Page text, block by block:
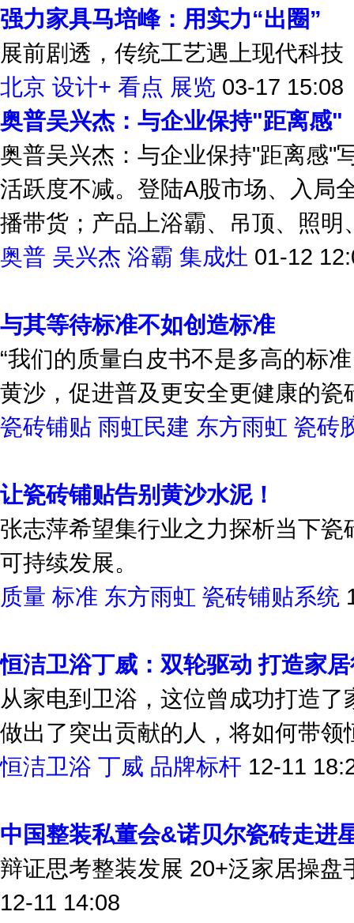
强力家具马培峰：用实力“出圈”
展前剧透，传统工艺遇上现代科技
北京 设计+ 看点 展览 03-17 15:08
奥普吴兴杰：与企业保持"距离感"
奥普吴兴杰：与企业保持"距离感"
活跃度不减。登陆A股市场、入局
播带货；产品上浴霸、吊顶、照明
奥普 吴兴杰 浴霸 集成灶 01-12
与其等待标准不如创造标准
“我们的质量白皮书不是多高的标
黄沙，促进普及更安全更健康的瓷
瓷砖铺贴 雨虹民建 东方雨虹 瓷砖
让瓷砖铺贴告别黄沙水泥！
张志萍希望集行业之力探析当下
可持续发展。
质量 标准 东方雨虹 瓷砖铺贴系统
恒洁卫浴丁威：双轮驱动 打造家
从家电到卫浴，这位曾成功打造
做出了突出贡献的人，将如何带领
恒洁卫浴 丁威 品牌标杆 12-11
中国整装私董会&诺贝尔瓷砖走进
辩证思考整装发展 20+泛家居操盘
12-11 14:08